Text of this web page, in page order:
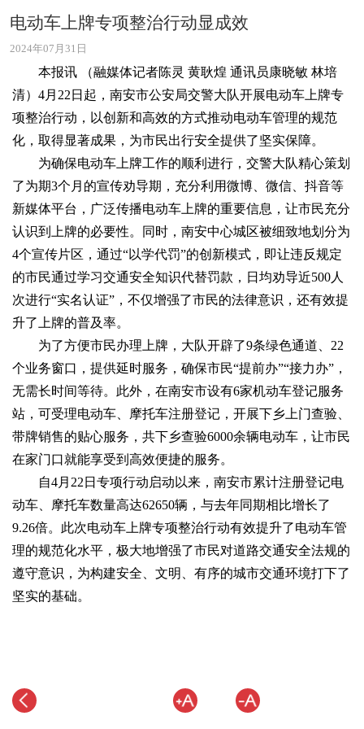
电动车上牌专项整治行动显成效
2024年07月31日
本报讯 （融媒体记者陈灵 黄耿煌 通讯员康晓敏 林培
清）4月22日起，南安市公安局交警大队开展电动车上牌专
项整治行动，以创新和高效的方式推动电动车管理的规范
化，取得显著成果，为市民出行安全提供了坚实保障。
为确保电动车上牌工作的顺利进行，交警大队精心策划
了为期3个月的宣传劝导期，充分利用微博、微信、抖音等
新媒体平台，广泛传播电动车上牌的重要信息，让市民充分
认识到上牌的必要性。同时，南安中心城区被细致地划分为
4个宣传片区，通过“以学代罚”的创新模式，即让违反规定
的市民通过学习交通安全知识代替罚款，日均劝导近500人
次进行“实名认证”，不仅增强了市民的法律意识，还有效提
升了上牌的普及率。
为了方便市民办理上牌，大队开辟了9条绿色通道、22
个业务窗口，提供延时服务，确保市民“提前办”“接力办”，
无需长时间等待。此外，在南安市设有6家机动车登记服务
站，可受理电动车、摩托车注册登记，开展下乡上门查验、
带牌销售的贴心服务，共下乡查验6000余辆电动车，让市民
在家门口就能享受到高效便捷的服务。
自4月22日专项行动启动以来，南安市累计注册登记电
动车、摩托车数量高达62650辆，与去年同期相比增长了
9.26倍。此次电动车上牌专项整治行动有效提升了电动车管
理的规范化水平，极大地增强了市民对道路交通安全法规的
遵守意识，为构建安全、文明、有序的城市交通环境打下了
坚实的基础。